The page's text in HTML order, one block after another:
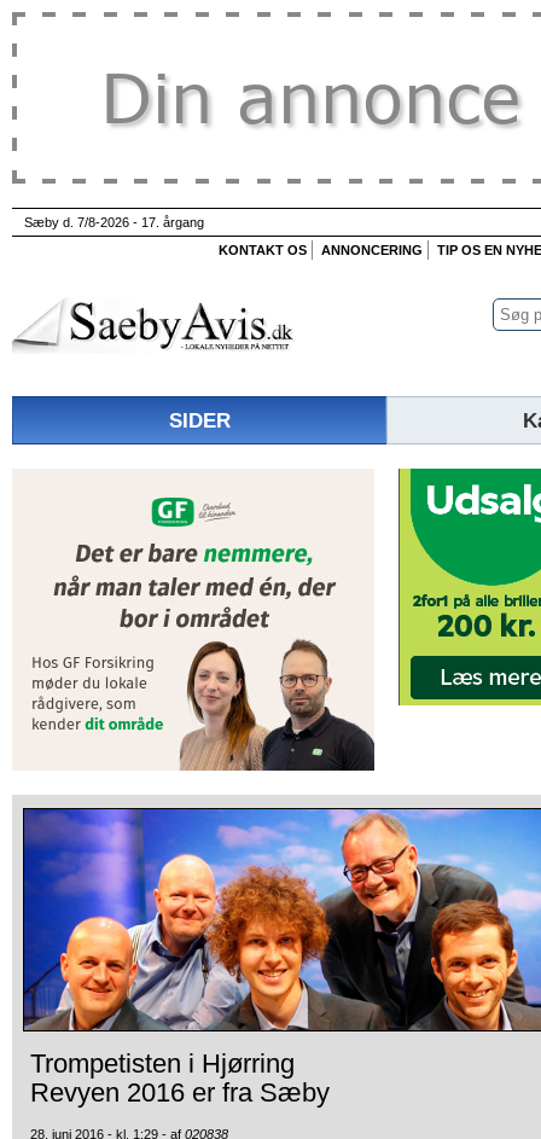
Sæby d. 7/8-2026 - 17. årgang
KONTAKT OS
ANNONCERING TIP OS EN
SIDER
Trompetisten i Hjørring
Revyen 2016 er fra Sæby
28. juni 2016 - kl. 1:29 - af 020838